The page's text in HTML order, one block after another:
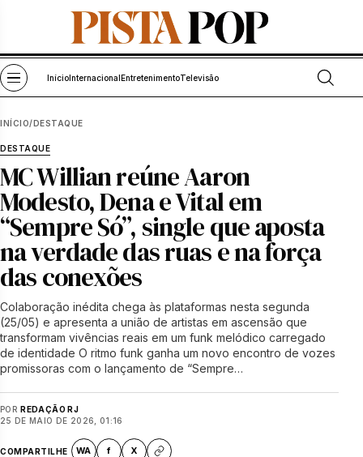
Pular para o conteúdo
Abrir menu
Início Internacional EntretenimentoTelevisão Abrir
INÍCIO/ DESTAQUE
DESTAQUE
MC Willian reúne Aaron
Modesto, Dena e Vital em
“Sempre Só”, single que aposta
na verdade das ruas e na força
das conexões
Colaboração inédita chega às plataformas nesta segunda
(25/05) e apresenta a união de artistas em ascensão que
transformam vivências reais em um funk melódico carregado
de identidade O ritmo funk ganha um novo encontro de vozes
promissoras com o lançamento de “Sempre…
POR REDAÇÃO RJ
25 DE MAIO DE 2026, 01:16
COMPARTILHE WA f X